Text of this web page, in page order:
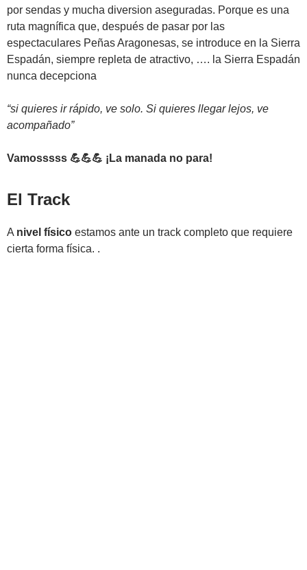
por sendas y mucha diversion aseguradas. Porque es una
ruta magnífica que, después de pasar por las
espectaculares Peñas Aragonesas, se introduce en la Sierra
Espadán, siempre repleta de atractivo, …. la Sierra Espadán
nunca decepciona
“si quieres ir rápido, ve solo. Si quieres llegar lejos, ve
acompañado”
Vamosssss 💪💪💪 ¡La manada no para!
El Track
A nivel físico estamos ante un track completo que requiere
cierta forma física. .